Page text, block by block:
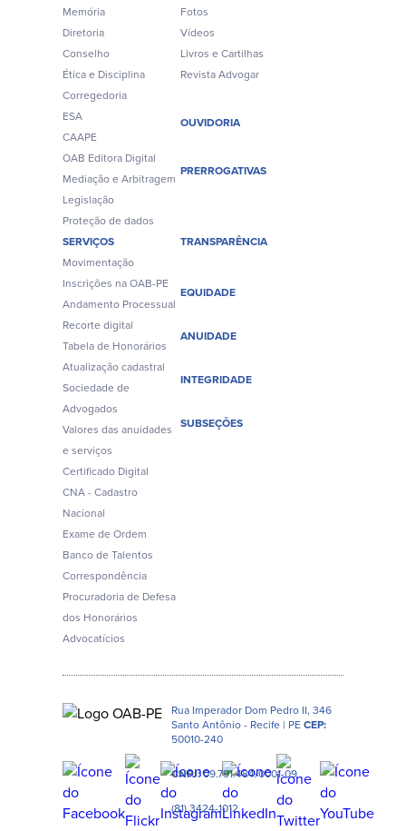
Memória
Diretoria
Conselho
Ética e Disciplina
Corregedoria
ESA
CAAPE
OAB Editora Digital
Mediação e Arbitragem
Legislação
Proteção de dados
Fotos
Vídeos
Livros e Cartilhas
Revista Advogar
OUVIDORIA
PRERROGATIVAS
SERVIÇOS
Movimentação
Inscrições na OAB-PE
Andamento Processual
Recorte digital
Tabela de Honorários
Atualização cadastral
Sociedade de
Advogados
Valores das anuidades
e serviços
Certificado Digital
CNA - Cadastro
Nacional
Exame de Ordem
Banco de Talentos
Correspondência
Procuradoria de Defesa
dos Honorários
Advocatícios
TRANSPARÊNCIA
EQUIDADE
ANUIDADE
INTEGRIDADE
SUBSEÇÕES
Rua Imperador Dom Pedro II, 346
Santo Antônio - Recife | PECEP:
50010-240
CNPJ:09.791.484/0001-09
(81) 3424-1012